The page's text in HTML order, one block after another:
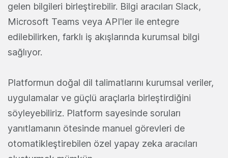
gelen bilgileri birleştirebilir. Bilgi aracıları Slack,
Microsoft Teams veya API'ler ile entegre
edilebilirken, farklı iş akışlarında kurumsal bilgi
sağlıyor.
Platformun doğal dil talimatlarını kurumsal veriler,
uygulamalar ve güçlü araçlarla birleştirdiğini
söyleyebiliriz. Platform sayesinde soruları
yanıtlamanın ötesinde manuel görevleri de
otomatikleştirebilen özel yapay zeka aracıları